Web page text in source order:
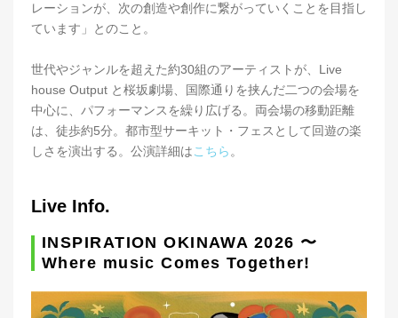
レーションが、次の創造や創作に繋がっていくことを目指し
ています」とのこと。
世代やジャンルを超えた約30組のアーティストが、Live
house Output と桜坂劇場、国際通りを挟んだ二つの会場を
中心に、パフォーマンスを繰り広げる。両会場の移動距離
は、徒歩約5分。都市型サーキット・フェスとして回遊の楽
しさを演出する。公演詳細はこちら 。
Live Info.
INSPIRATION OKINAWA 2026 〜
Where music Comes Together!